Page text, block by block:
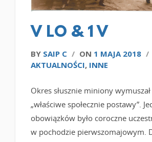
V LO & 1 V
BY SAIP C / ON 1 MAJA 2018 /
AKTUALNOŚCI, INNE
Okres słusznie miniony wymuszał
„właściwe społecznie postawy”.
obowiązków było coroczne
w pochodzie pierwszomajowym.